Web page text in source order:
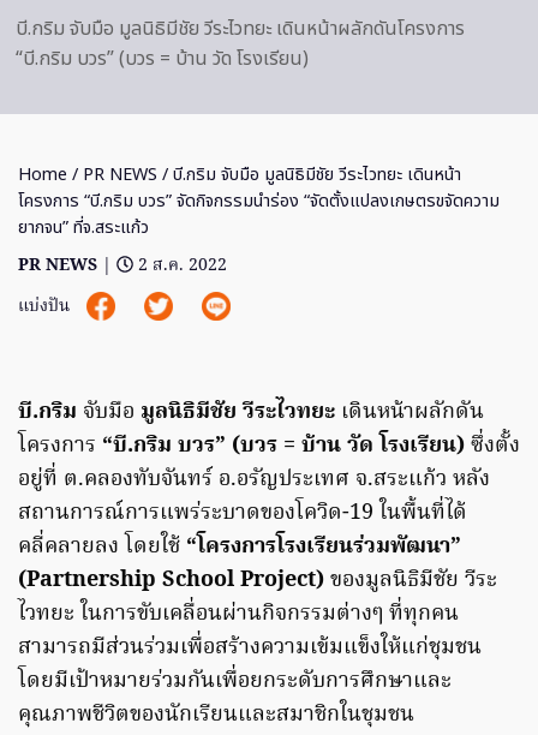
บี.กริม จับมือ มูลนิธิมีชัย วีระไวทยะ เดินหน้าผลักดันโครงการ
“บี.กริม บวร” (บวร = บ้าน วัด โรงเรียน)
Home / PR NEWS / บี.กริม จับมือ มูลนิธิมีชัย วีระไวทยะ เดินหน้า
โครงการ “บี.กริม บวร” จัดกิจกรรมนำร่อง “จัดตั้งแปลงเกษตรขจัดความ
ยากจน” ที่จ.สระแก้ว
PR NEWS |
2 ส.ค. 2022
แบ่งปัน
บี.กริม จับมือ มูลนิธิมีชัย วีระไวทยะ เดินหน้าผลักดัน
โครงการ “บี.กริม บวร” (บวร = บ้าน วัด โรงเรียน)ซึ่งตั้ง
อยู่ที่ ต.คลองทับจันทร์ อ.อรัญประเทศ จ.สระแก้ว หลัง
สถานการณ์การแพร่ระบาดของโควิด-19 ในพื้นที่ได้
คลี่คลายลง โดยใช้ “โครงการโรงเรียนร่วมพัฒนา”
(Partnership School Project)ของมูลนิธิมีชัย วีระ
ไวทยะ ในการขับเคลื่อนผ่านกิจกรรมต่างๆ ที่ทุกคน
สามารถมีส่วนร่วมเพื่อสร้างความเข้มแข็งให้แก่ชุมชน
โดยมีเป้าหมายร่วมกันเพื่อยกระดับการศึกษาและ
คุณภาพชีวิตของนักเรียนและสมาชิกในชุมชน